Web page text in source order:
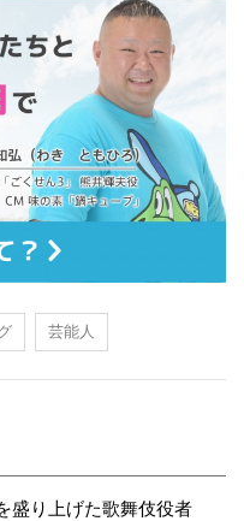
芸能人
盛り上げた歌舞伎役者